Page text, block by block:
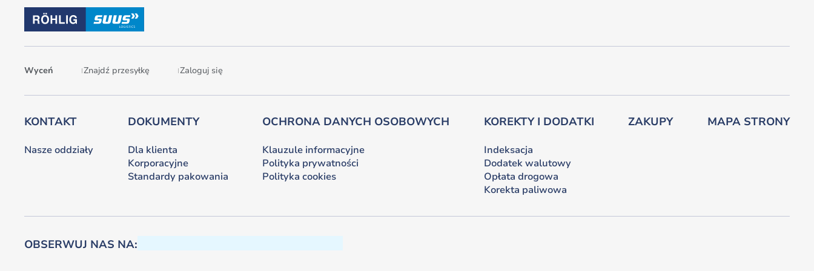
OBSERWUJ NAS NA:
Wyceń Znajdź przesyłkę Zaloguj się
KONTAKT
Nasze oddziały
DOKUMENTY
Dla klienta
Korporacyjne
Standardy pakowania
OCHRONA DANYCH OSOBOWYCH
Klauzule informacyjne
Polityka prywatności
Polityka cookies
KOREKTY I DODATKI
Indeksacja
Dodatek walutowy
Opłata drogowa
Korekta paliwowa
ZAKUPY MAPA STRONY